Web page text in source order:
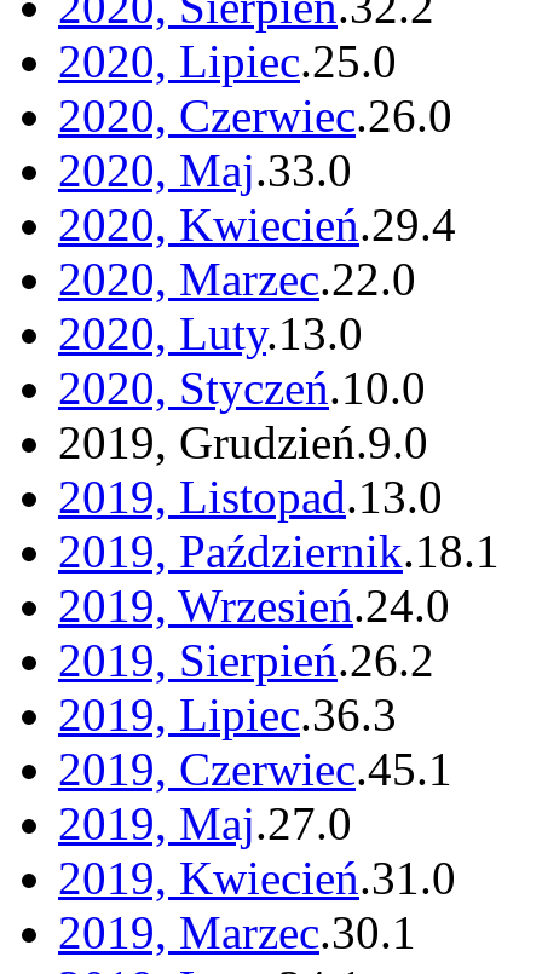
2020, Lipiec.25.0
2020, Czerwiec.26.0
2020, Maj.33.0
2020, Kwiecień.29.4
2020, Marzec.22.0
2020, Luty.13.0
2020, Styczeń.10.0
2019, Grudzień.9.0
2019, Listopad.13.0
2019, Październik.18.1
2019, Wrzesień.24.0
2019, Sierpień.26.2
2019, Lipiec.36.3
2019, Czerwiec.45.1
2019, Maj.27.0
2019, Kwiecień.31.0
2019, Marzec.30.1